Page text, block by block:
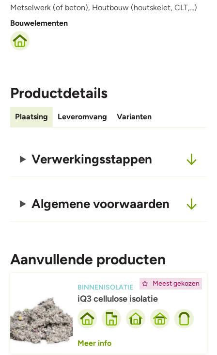
Metselwerk (of beton), Houtbouw (houtskelet, CLT,...)
Bouwelementen
Productdetails
Plaatsing Leveromvang Varianten
Verwerkingsstappen
Algemene voorwaarden
Aanvullende producten
Meest gekozen
BINNENISOLATIE
iQ3 cellulose isolatie
Meer info